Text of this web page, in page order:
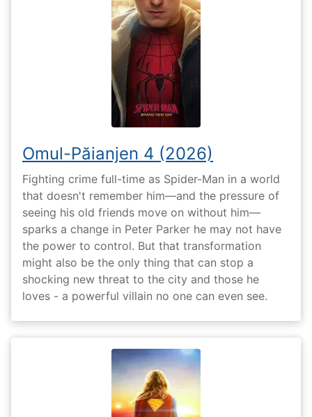
Omul-Păianjen 4 (2026)
Fighting crime full-time as Spider-Man in a world
that doesn't remember him—and the pressure of
seeing his old friends move on without him—
sparks a change in Peter Parker he may not have
the power to control. But that transformation
might also be the only thing that can stop a
shocking new threat to the city and those he
loves - a powerful villain no one can even see.